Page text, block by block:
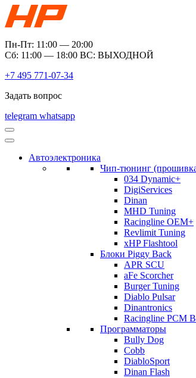
Пн-Пт: 11:00 — 20:00
Сб: 11:00 — 18:00 ВС: ВЫХОДНОЙ
+7 495 771-07-34
Задать вопрос
telegram whatsapp
Автоэлектроника
Чип-тюнинг
034 Dynamic+
DigiServices
Dinan
MHD Tuning
Racingline OEM+
Revlimit Tuning
xHP Flashtool
Блоки Piggy Back
APR SCU
aFe Scorcher
Burger Tuning
Diablo Pulsar
Dinantronics
Racingline PCM
Программаторы
Bully Dog
Cobb
DiabloSport
Dinan Flash